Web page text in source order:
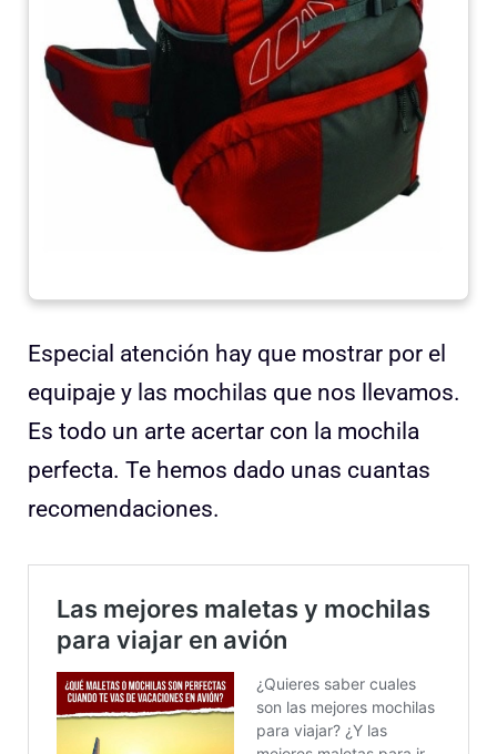
Especial atención hay que mostrar por el
equipaje y las mochilas que nos llevamos.
Es todo un arte acertar con la mochila
perfecta. Te hemos dado unas cuantas
recomendaciones.